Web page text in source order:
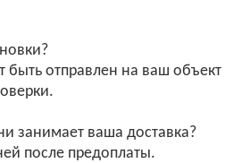
отправлен на ваш объект
занимает ваша доставка?
после предоплаты.